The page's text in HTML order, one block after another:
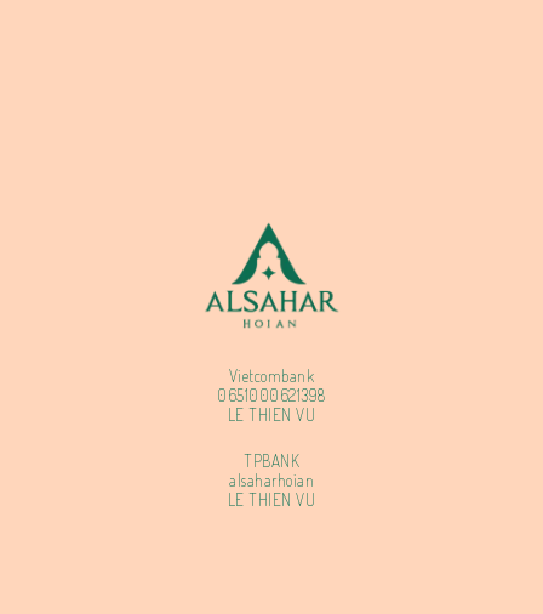
Vietcombank
0651000621398
LE THIEN VU
TPBANK
alsaharhoian
LE THIEN VU